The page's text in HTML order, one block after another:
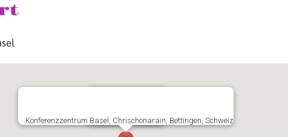
Chrischona-Campus
Konferenzzentrum Basel, Chrischonarain, Bettingen, Schweiz